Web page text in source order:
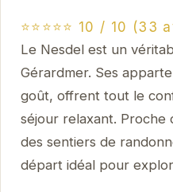
⭐⭐⭐⭐⭐ 10 / 10 (33
Le Nesdel est un
Gérardmer. Ses
goût, offrent tout le
séjour relaxant. Proche
des sentiers de
départ idéal pour